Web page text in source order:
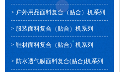
> 户外用品面料复合（贴合）机系列
> 服装面料复合（贴合）机系列
> 鞋材面料复合（贴合）机系列
> 防水透气膜面料复合(贴合)机系列